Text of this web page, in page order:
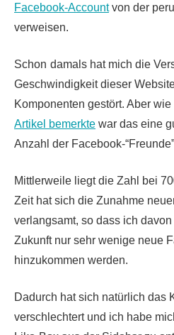
Facebook-Accountvon der
verweisen.
Schon damals hat mich die
Geschwindigkeit dieser
Komponenten gestört. Aber
Artikel bemerkte war das eine
Anzahl der Facebook-
Mittlerweile liegt die Zahl bei
Zeit hat sich die Zunahme
verlangsamt, so dass ich
Zukunft nur sehr wenige neue
hinzukommen werden.
Dadurch hat sich natürlich das
verschlechtert und ich habe